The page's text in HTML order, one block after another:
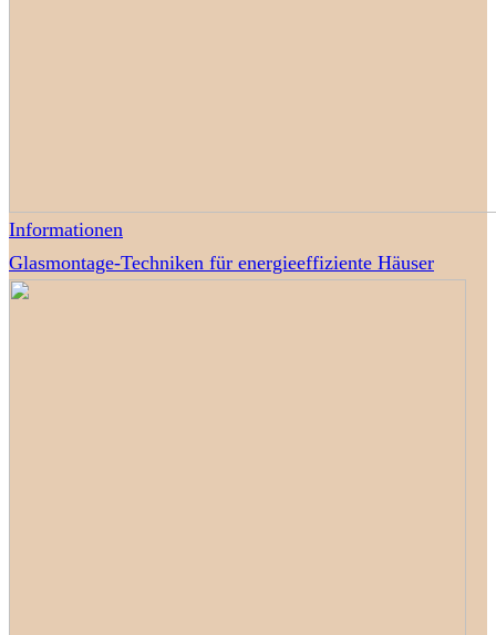
Informationen
Glasmontage-Techniken für energieeffiziente Häuser